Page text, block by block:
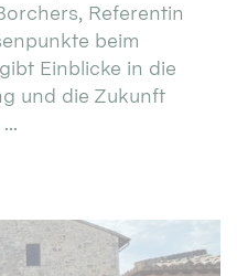
Referentin
beim
Einblicke in die
und die Zukunft